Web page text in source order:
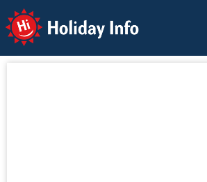
Holiday Info